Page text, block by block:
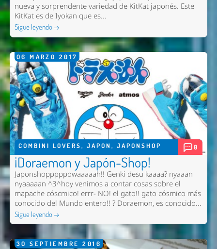
nueva y sorprendente variedad de KitKat japonés. Este
KitKat es de Iyokan que es...
Sigue leyendo →
06 MARZO 2017
COMBINI LOVERS, JAPON , JAPONSHOP 0
¡Doraemon y Japón-Shop!
Japonshopppppowaaaaah!! Genki desu kaaaa? nyaaan
nyaaaaan ^3^hoy venimos a contar cosas sobre el
mapache cóscmico! errr- NO! el gato!! gato cósmico más
conocido del Mundo entero!! ? Doraemon, es conocido...
Sigue leyendo →
30 SEPTIEMBRE 2016